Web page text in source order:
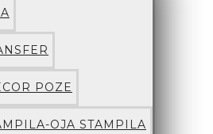
POZE
OJA STAMPILA